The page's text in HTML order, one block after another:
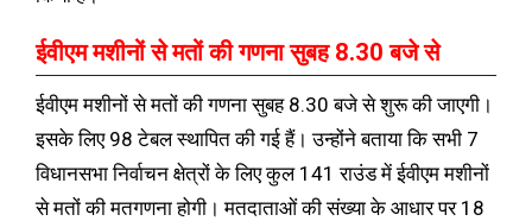
ईवीएम मशीनों से मतों की गणना सुबह 8.30 बजे से
ईवीएम मशीनों से मतों की गणना सुबह 8.30 बजे से शुरू की जाएगी।
इसके लिए 98 टेबल स्थापित की गई हैं। उन्होंने बताया कि सभी 7
विधानसभा निर्वाचन क्षेत्रों के लिए कुल 141 राउंड में ईवीएम मशीनों
से मतों की मतगणना होगी। मतदाताओं की संख्या के आधार पर 18